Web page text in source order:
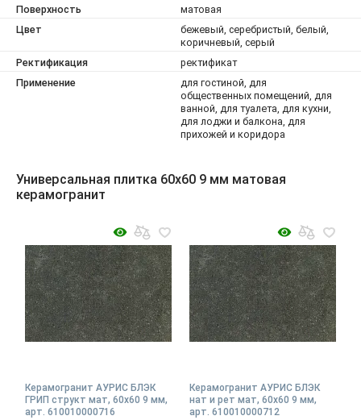
Поверхность
матовая
Цвет
бежевый, серебристый, белый,
коричневый, серый
Ректификация
ректификат
Применение
для гостиной, для
общественных помещений, для
ванной, для туалета, для кухни,
для лоджи и балкона, для
прихожей и коридора
Универсальная плитка 60x60 9 мм матовая
керамогранит
Керамогранит АУРИС БЛЭК
ГРИП структ мат, 60x60 9 мм,
арт. 610010000716
Керамогранит АУРИС БЛЭК
нат и рет мат, 60x60 9 мм,
арт. 610010000712